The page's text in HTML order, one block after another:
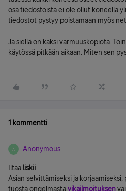
osa tiedostoista ei ole ollut koneella
tiedostot pystyy poistamaan myös
Ja siellä on kaksi varmuuskopiota.
käytössä pitkään aikaan. Miten sen
1 kommentti
A Anonymous
Iltaa liskii
Asian selvittämiseksi ja
tuosta ongelmastavikailmoituksen